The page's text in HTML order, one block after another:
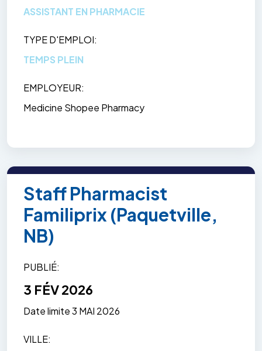
ASSISTANT EN PHARMACIE
TYPE D'EMPLOI
TEMPS PLEIN
EMPLOYEUR
Medicine Shopee Pharmacy
Staff Pharmacist
Familiprix (Paquetville,
NB)
PUBLIÉ
3 FÉV 2026
Date limite3 MAI 2026
VILLE